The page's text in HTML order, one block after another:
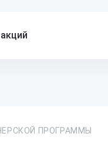
ПРОГРАММЫ